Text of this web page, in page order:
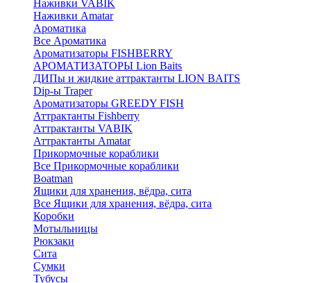
Наживки VABIK
Наживки Amatar
Ароматика
Все Ароматика
Ароматизаторы FISHBERRY
АРОМАТИЗАТОРЫ Lion Baits
ДИПы и жидкие аттрактанты LION BAITS
Dip-ы Traper
Ароматизаторы GREEDY FISH
Аттрактанты Fishberry
Аттрактанты VABIK
Аттрактанты Amatar
Прикормочные кораблики
Все Прикормочные кораблики
Boatman
Ящики для хранения, вёдра, сита
Все Ящики для хранения, вёдра, сита
Коробки
Мотыльницы
Рюкзаки
Сита
Сумки
Тубусы